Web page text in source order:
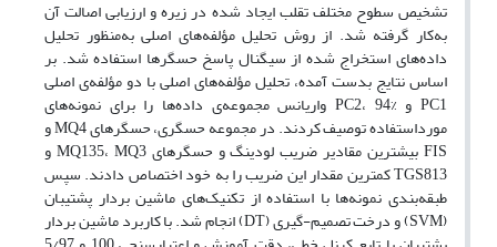
تشخیص سطوح مختلف تقلب ایجاد شده در زیره و ارزیابی اصالت آن
به‌کار گرفته شد. از روش‌ تحلیل مؤلفه‌های اصلی به‌منظور تحلیل
داده‌های استخراج شده از سیگنال پاسخ حسگرها استفاده شد. بر
اساس نتایج بدست آمده، تحلیل مؤلفه‌های اصلی با دو مؤلفه‌ی اصلی
PC1 و PC2، 94% واریانس مجموعه‌ی داده‌ها را برای نمونه‌های
مورد‌استفاده توصیف کردند. در مجموعه حسگری، حسگرهای MQ4 و
FIS بیشترین مقادیر ضریب لودینگ و حسگرهای MQ135، MQ3 و
TGS813 کمترین مقدار این ضریب را به خود اختصاص دادند. سپس
طبقه‌بندی نمونه‌ها با استفاده از تکنیک‌های ماشین بردار پشتیبان
(SVM) و درخت تصمیم-گیری (DT) انجام شد. با کاربرد ماشین بردار